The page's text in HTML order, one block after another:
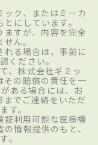
ク、またはミーカ
にしています。
すが、内容を完全
ん。
る場合は、事前に
ください。
、株式会社ギミッ
その賠償の責任を一
ある場合には、お
でご連絡をいただ
す。
利用可能な医療機
情報提供のもと、
。